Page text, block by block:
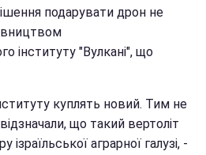
подарувати дрон не
інституту "Вулкані", що
куплять новий. Тим не
що такий вертоліт
аграрної галузі, -